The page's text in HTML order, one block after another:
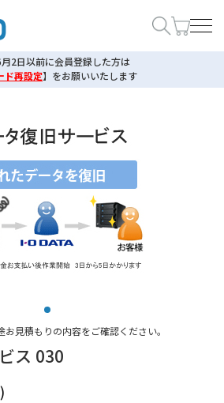
2日以前に会員登録した方は
ド再設定】 をお願いいたします
ス 030
見積もりの内容をご確認ください。